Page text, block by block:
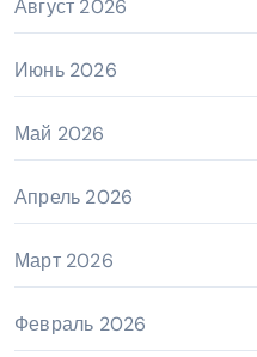
Август 2026
Июнь 2026
Май 2026
Апрель 2026
Март 2026
Февраль 2026